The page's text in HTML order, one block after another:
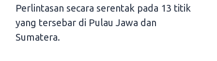
Perlintasan secara serentak pada 13 titik
yang tersebar di Pulau Jawa dan
Sumatera.